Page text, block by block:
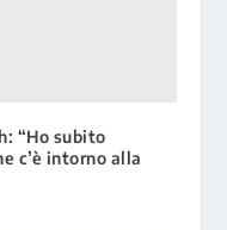
“Ho subito
c’è intorno alla